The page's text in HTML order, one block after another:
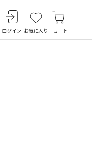
ログイン お気に入り カート